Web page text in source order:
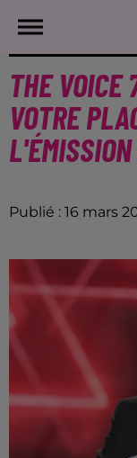
THE VOICE
VOTRE
Publié : 16 mars